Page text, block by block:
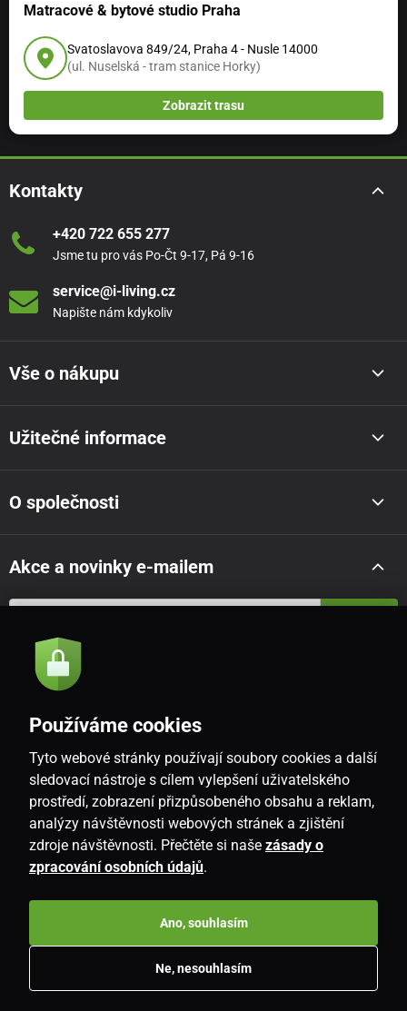
Matracové & bytové studio Praha
Svatoslavova 849/24, Praha 4 - Nusle 14000
(ul. Nuselská - tram stanice Horky)
Zobrazit trasu
Kontakty
+420 722 655 277
Jsme tu pro vás Po-Čt 9-17, Pá 9-16
service@i-living.cz
Napište nám kdykoliv
Vše o nákupu
Užitečné informace
O společnosti
Akce a novinky e-mailem
Souhlasím se
CZ
www.i-living.cz. Všechna práva vyhrazena.
Používáme cookies
Tyto webové stránky používají soubory cookies a další
sledovací nástroje s cílem vylepšení uživatelského
prostředí, zobrazení přizpůsobeného obsahu a reklam,
analýzy návštěvnosti webových stránek a zjištění
zdroje návštěvnosti. Přečtěte si naše zásady o
zpracování osobních údajů.
Ne, nesouhlasím
Ano, souhlasím